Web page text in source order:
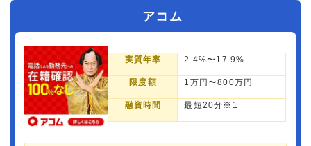
アコム
実質年率 2.4%〜17.9%
限度額 1万円〜800万円
融資時間 最短20分※1